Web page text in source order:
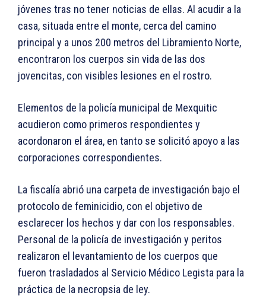
jóvenes tras no tener noticias de ellas. Al acudir a la
casa, situada entre el monte, cerca del camino
principal y a unos 200 metros del Libramiento Norte,
encontraron los cuerpos sin vida de las dos
jovencitas, con visibles lesiones en el rostro.
Elementos de la policía municipal de Mexquitic
acudieron como primeros respondientes y
acordonaron el área, en tanto se solicitó apoyo a las
corporaciones correspondientes.
La fiscalía abrió una carpeta de investigación bajo el
protocolo de feminicidio, con el objetivo de
esclarecer los hechos y dar con los responsables.
Personal de la policía de investigación y peritos
realizaron el levantamiento de los cuerpos que
fueron trasladados al Servicio Médico Legista para la
práctica de la necropsia de ley.